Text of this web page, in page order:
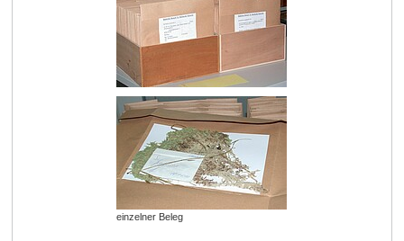
einzelner Beleg